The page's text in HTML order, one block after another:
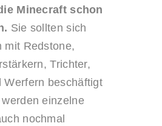
Minecraft schon
Sie sollten sich
mit Redstone,
Trichter,
Werfern beschäftigt
einzelne
nochmal